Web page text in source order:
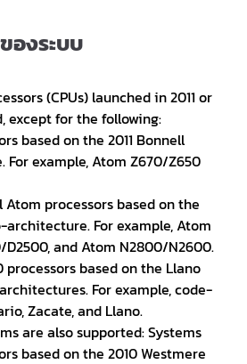
องระบบ
(CPUs) launched in 2011 or
except for the following:
based on the 2011 Bonnell
example, Atom Z670/Z650
processors based on the
architecture. For example, Atom
D2500, and Atom N2800/N2600.
processors based on the Llano
For example, code-
Zacate, and Llano.
are also supported: Systems
based on the 2010 Westmere